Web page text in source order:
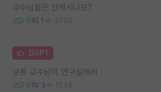
교수님들은 안계시나요?
0 1 3709
김GPT
보통 교수님이 연구실에서
0 3 1548